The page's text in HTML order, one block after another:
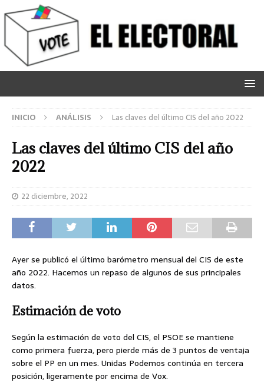
INICIO ANÁLISIS Las claves del último CIS del año 2022
Las claves del último CIS del año
2022
22 diciembre, 2022
Ayer se publicó el último barómetro mensual del CIS de este
año 2022. Hacemos un repaso de algunos de sus principales
datos.
Estimación de voto
Según la estimación de voto del CIS, el PSOE se mantiene
como primera fuerza, pero pierde más de 3 puntos de ventaja
sobre el PP en un mes. Unidas Podemos continúa en tercera
posición, ligeramente por encima de Vox.